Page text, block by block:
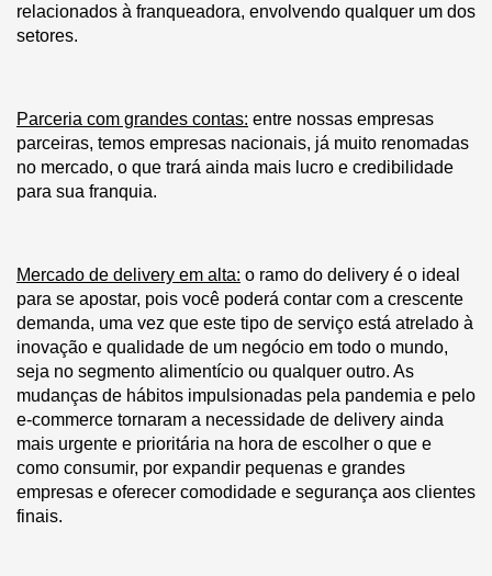
relacionados à franqueadora, envolvendo qualquer um dos
setores.
Parceria com grandes contas: entre nossas empresas
parceiras, temos empresas nacionais, já muito renomadas
no mercado, o que trará ainda mais lucro e credibilidade
para sua franquia.
Mercado de delivery em alta: o ramo do delivery é o ideal
para se apostar, pois você poderá contar com a crescente
demanda, uma vez que este tipo de serviço está atrelado à
inovação e qualidade de um negócio em todo o mundo,
seja no segmento alimentício ou qualquer outro. As
mudanças de hábitos impulsionadas pela pandemia e pelo
e-commerce tornaram a necessidade de delivery ainda
mais urgente e prioritária na hora de escolher o que e
como consumir, por expandir pequenas e grandes
empresas e oferecer comodidade e segurança aos clientes
finais.